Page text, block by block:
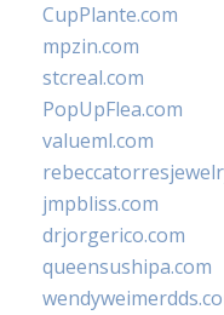
CupPlante.com
mpzin.com
stcreal.com
PopUpFlea.com
valueml.com
jmpbliss.com
drjorgerico.com
queensushipa.com